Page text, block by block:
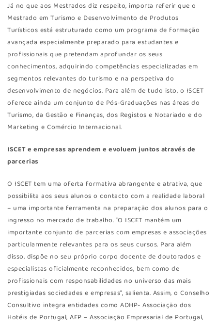
Já no que aos Mestrados diz respeito, importa referir que o
Mestrado em Turismo e Desenvolvimento de Produtos
Turísticos está estruturado como um programa de formação
avançada especialmente preparado para estudantes e
profissionais que pretendam aprofundar os seus
conhecimentos, adquirindo competências especializadas em
segmentos relevantes do turismo e na perspetiva do
desenvolvimento de negócios. Para além de tudo isto, o ISCET
oferece ainda um conjunto de Pós-Graduações nas áreas do
Turismo, da Gestão e Finanças, dos Registos e Notariado e do
Marketing e Comércio Internacional.
ISCET e empresas aprendem e evoluem juntos através de
parcerias
O ISCET tem uma oferta formativa abrangente e atrativa, que
possibilita aos seus alunos o contacto com a realidade laboral
– uma importante ferramenta na preparação dos alunos para o
ingresso no mercado de trabalho. “O ISCET mantém um
importante conjunto de parcerias com empresas e associações
particularmente relevantes para os seus cursos. Para além
disso, dispõe no seu próprio corpo docente de doutorados e
especialistas oficialmente reconhecidos, bem como de
profissionais com responsabilidades no universo das mais
prestigiadas sociedades e empresas”, salienta. Assim, o Conselho
Consultivo integra entidades como ADHP- Associação dos
Hotéis de Portugal, AEP – Associação Empresarial de Portugal,